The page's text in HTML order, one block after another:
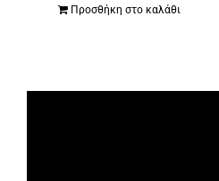
Προσθήκη στο καλάθι